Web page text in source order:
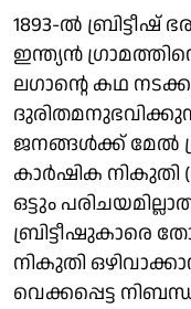
1893-ല്‍
ഇന്ത്യന്‍
ലഗാന്റെ കഥ
ജനങ്ങള്‍ക്ക് മേല്‍
കാര്‍ഷിക
ഒട്ടും
ബ്രിട്ടീഷുകാരെ
നികുതി
വെക്കപ്പെട്ട